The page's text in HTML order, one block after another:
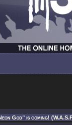
God" is coming!